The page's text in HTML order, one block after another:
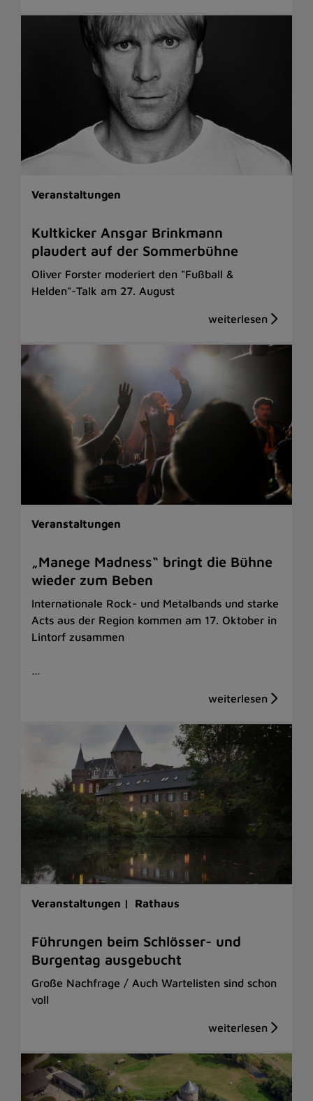
Veranstaltungen
Kultkicker Ansgar Brinkmann
plaudert auf der Sommerbühne
Oliver Forster moderiert den "Fußball &
Helden"-Talk am 27. August
Veranstaltungen
„Manege Madness“ bringt die Bühne
wieder zum Beben
Internationale Rock- und Metalbands und starke
Acts aus der Region kommen am 17. Oktober in
Lintorf zusammen
…
Veranstaltungen | Rathaus
Führungen beim Schlösser- und
Burgentag ausgebucht
Große Nachfrage / Auch Wartelisten sind schon
voll